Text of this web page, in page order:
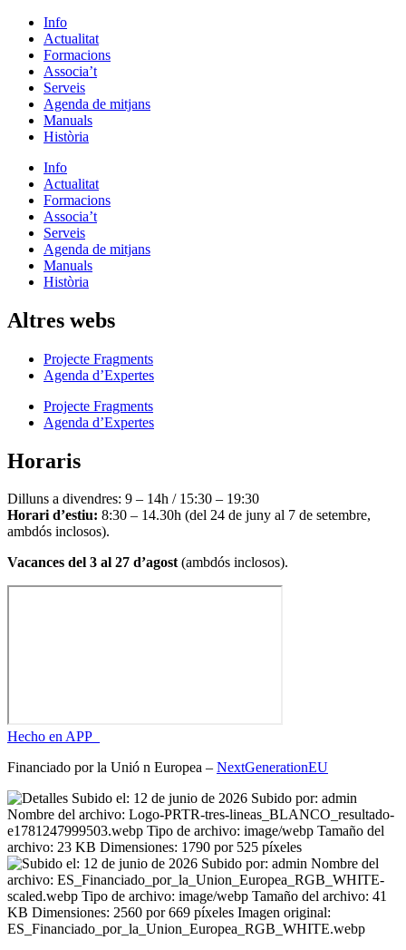
Info
Actualitat
Formacions
Associa’t
Serveis
Agenda de mitjans
Manuals
Història
Info
Actualitat
Formacions
Associa’t
Serveis
Agenda de mitjans
Manuals
Història
Altres webs
Projecte Fragments
Agenda d’Expertes
Projecte Fragments
Agenda d’Expertes
Horaris
Dilluns a divendres: 9 – 14h / 15:30 – 19:30
Horari d’estiu: 8:30 – 14.30h (del 24 de juny al 7 de setembre,
ambdós inclosos).
Vacances del 3 al 27 d’agost(ambdós inclosos).
Hecho en APP_
Financiado por la Unió n Europea – NextGenerationEU